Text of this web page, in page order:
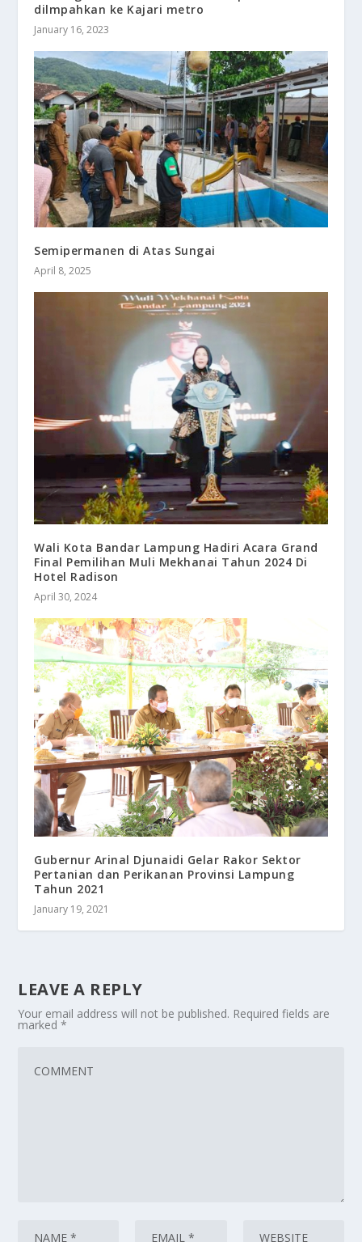
dilmpahkan ke Kajari metro
January 16, 2023
Semipermanen di Atas Sungai
April 8, 2025
Wali Kota Bandar Lampung Hadiri Acara Grand
Final Pemilihan Muli Mekhanai Tahun 2024 Di
Hotel Radison
April 30, 2024
Gubernur Arinal Djunaidi Gelar Rakor Sektor
Pertanian dan Perikanan Provinsi Lampung
Tahun 2021
January 19, 2021
LEAVE A REPLY
Your email address will not be published. Required fields are
marked*